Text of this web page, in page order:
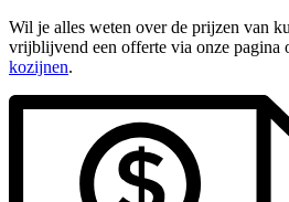
Wil je alles weten over de prijzen van
vrijblijvend een offerte via onze pagina
kozijnen.